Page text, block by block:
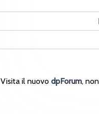
Visita il nuovodpForum,